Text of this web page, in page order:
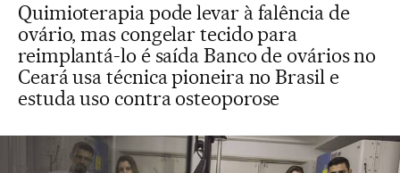
Quimioterapia pode levar à falência de
ovário, mas congelar tecido para
reimplantá-lo é saída Banco de ovários no
Ceará usa técnica pioneira no Brasil e
estuda uso contra osteoporose